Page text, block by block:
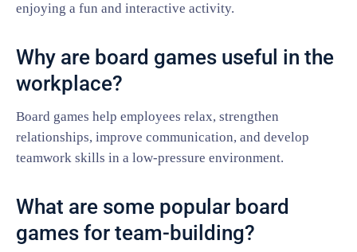
enjoying a fun and interactive activity.
Why are board games useful in the
workplace?
Board games help employees relax, strengthen
relationships, improve communication, and develop
teamwork skills in a low-pressure environment.
What are some popular board
games for team-building?